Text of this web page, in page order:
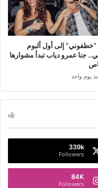
إلى أول ألبوم
جنا عمرو دياب تبدأ مشوارها
يوم واحد
339k
Followers
84K
Followers